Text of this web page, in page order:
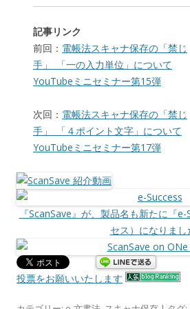
記事リンク
前回： 電帳法スキャナ保存の「禁じ
手」_「一の入力単位」について
YouTubeミニセミナー第15弾
次回： 電帳法スキャナ保存の「禁じ
手」_「４ポイント文字」について
YouTubeミニセミナー第17弾
『ScanSave』が、製品名も新たに『
セス）になりまし
投票をお願いいたします